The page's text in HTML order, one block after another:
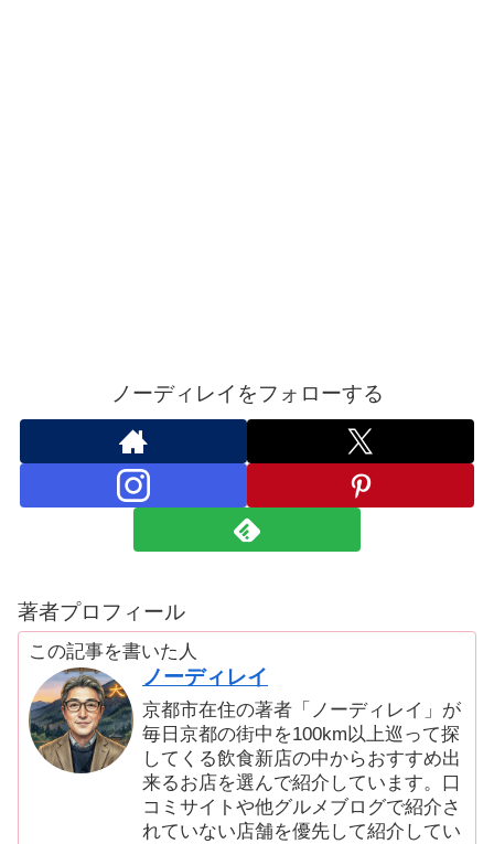
ノーディレイをフォローする
著者プロフィール
この記事を書いた人
ノーディレイ
京都市在住の著者「ノーディレイ」が
毎日京都の街中を100km以上巡って探
してくる飲食新店の中からおすすめ出
来るお店を選んで紹介しています。口
コミサイトや他グルメブログで紹介さ
れていない店舗を優先して紹介してい